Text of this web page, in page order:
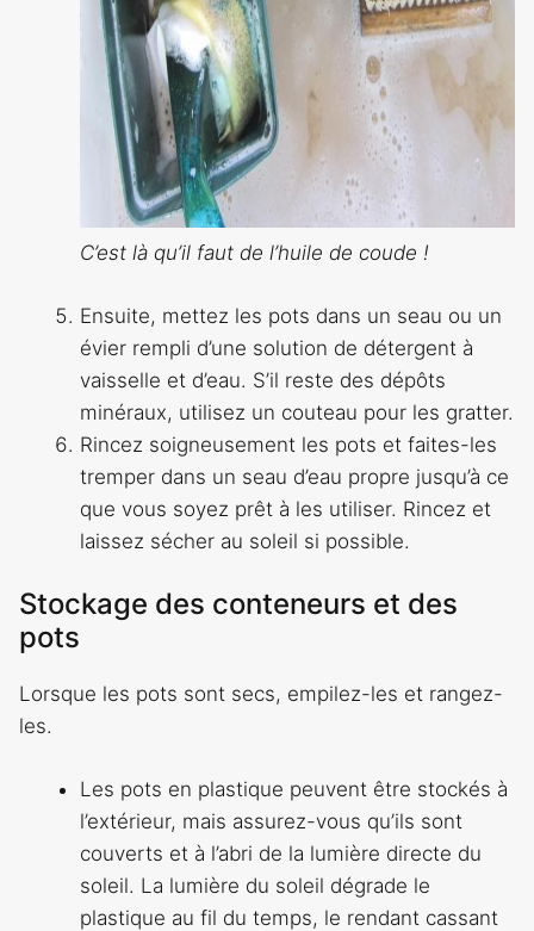
C’est là qu’il faut de l’huile de coude !
Ensuite, mettez les pots dans un seau ou un
évier rempli d’une solution de détergent à
vaisselle et d’eau. S’il reste des dépôts
minéraux, utilisez un couteau pour les gratter.
Rincez soigneusement les pots et faites-les
tremper dans un seau d’eau propre jusqu’à ce
que vous soyez prêt à les utiliser. Rincez et
laissez sécher au soleil si possible.
Stockage des conteneurs et des
pots
Lorsque les pots sont secs, empilez-les et rangez-
les.
Les pots en plastique peuvent être stockés à
l’extérieur, mais assurez-vous qu’ils sont
couverts et à l’abri de la lumière directe du
soleil. La lumière du soleil dégrade le
plastique au fil du temps, le rendant cassant